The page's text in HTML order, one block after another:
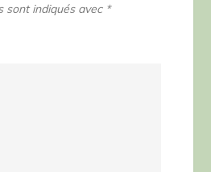
sont indiqués avec *